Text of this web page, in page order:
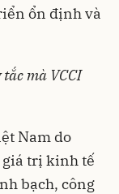
ổn định và
tắc mà VCCI
Nam do
giá trị kinh tế
bạch, công